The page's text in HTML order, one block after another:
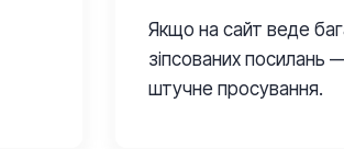
Якщо на сайт веде
зіпсованих посилань
штучне просування.